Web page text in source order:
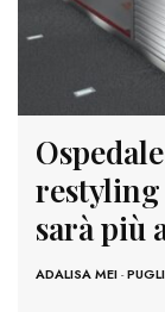
sarà più
ADALISA MEI-